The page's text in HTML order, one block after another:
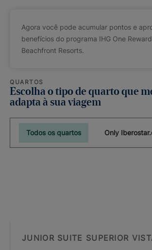
Agora você pode acumular pontos e
benefícios do programa IHG One
Beachfront Resorts.
QUARTOS
Escolha o tipo de quarto que
adapta à sua viagem
Todos os quartos Only
JUNIOR SUITE SUPERIOR